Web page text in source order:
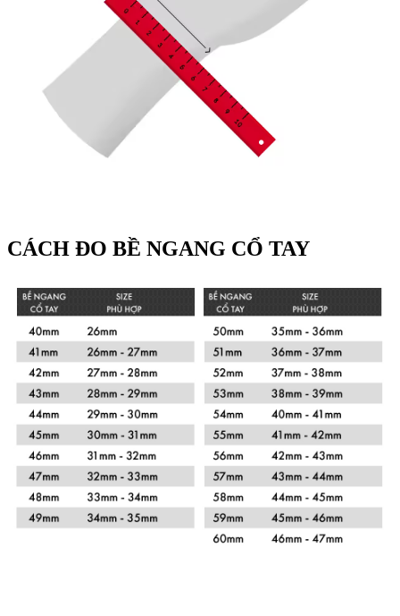
CÁCH ĐO BỀ NGANG CỔ TAY